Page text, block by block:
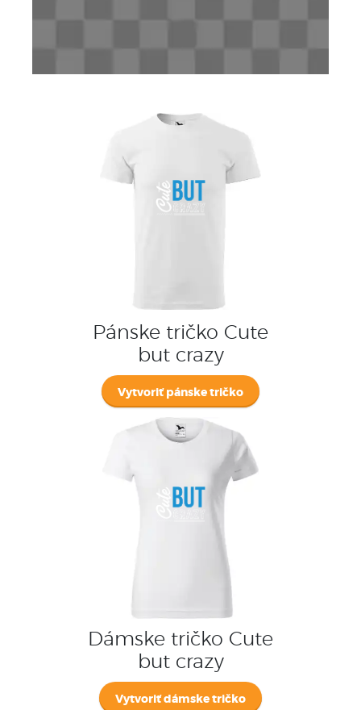
Pánske tričko Cute
but crazy
Vytvoriť pánske tričko
Dámske tričko Cute
but crazy
Vytvoriť dámske tričko